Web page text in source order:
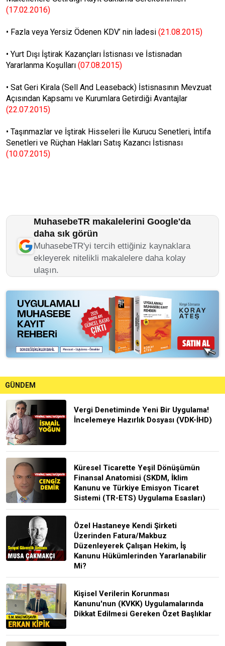
(17.02.2016)
• Fazla veya Yersiz Ödenen KDV’ nin İadesi (21.08.2015)
• Yurt Dışı İştirak Kazançları İstisnası ve İstisnadan
Yararlanma Koşulları (07.08.2015)
• Sat Geri Kirala (Sell And Leaseback) İstisnasının Mevzuat
Açısından Kapsamı ve Kurumlara Getirdiği Avantajlar
(22.07.2015)
• Taşınmazlar ve İştirak Hisseleri İle Kurucu Senetleri, İntifa
Senetleri ve Rüçhan Hakları Satış Kazancı İstisnası
(10.07.2015)
MuhasebeTR makalelerini Google'da
daha sık görün
MuhasebeTR'yi tercih ettiğiniz kaynaklara
ekleyerek nitelikli makalelere daha kolay
ulaşın.
GÜNDEM
Vergi Denetiminde Yeni Bir Uygulama!
İncelemeye Hazırlık Dosyası (VDK-İHD)
Küresel Ticarette Yeşil Dönüşümün
Finansal Anatomisi (SKDM, İklim
Kanunu ve Türkiye Emisyon Ticaret
Sistemi (TR-ETS) Uygulama Esasları)
Özel Hastaneye Kendi Şirketi
Üzerinden Fatura/Makbuz
Düzenleyerek Çalışan Hekim, İş
Kanunu Hükümlerinden Yararlanabilir
Mi?
Kişisel Verilerin Korunması
Kanunu'nun (KVKK) Uygulamalarında
Dikkat Edilmesi Gereken Özet Başlıklar